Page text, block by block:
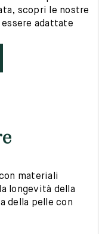
scopri le nostre
adattate
materiali
longevità della
della pelle con